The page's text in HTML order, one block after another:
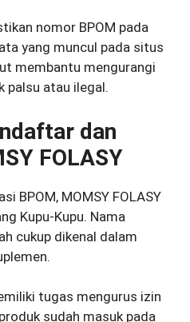
nomor BPOM pada
yang muncul pada situs
membantu mengurangi
palsu atau ilegal.
dan
FOLASY
BPOM, MOMSY FOLASY
Kupu-Kupu. Nama
cukup dikenal dalam
tugas mengurus izin
sudah masuk pada